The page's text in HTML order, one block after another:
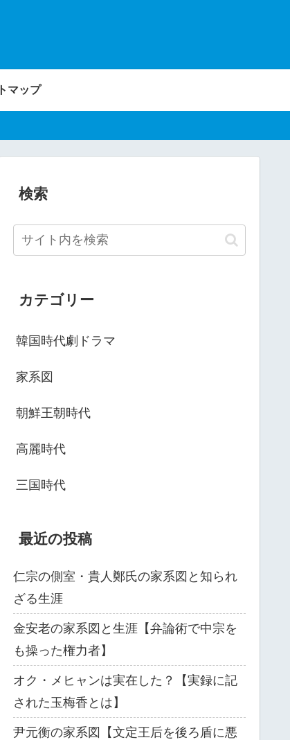
マップ
検索
カテゴリー
韓国時代劇ドラマ
家系図
朝鮮王朝時代
高麗時代
三国時代
最近の投稿
仁宗の側室・貴人鄭氏の家系図と知られ
ざる生涯
金安老の家系図と生涯【弁論術で中宗を
も操った権力者】
オク・メヒャンは実在した？【実録に記
された玉梅香とは】
尹元衡の家系図【文定王后を後ろ盾に悪